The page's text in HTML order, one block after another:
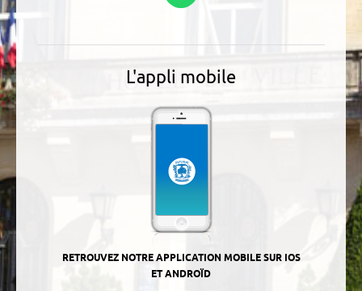
L'appli mobile
RETROUVEZ NOTRE APPLICATION MOBILE SUR IOS
ET ANDROÏD